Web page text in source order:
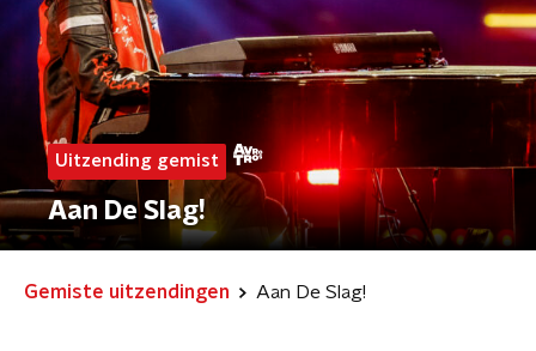
Uitzending gemist
Aan De Slag!
Gemiste uitzendingen Aan De Slag!